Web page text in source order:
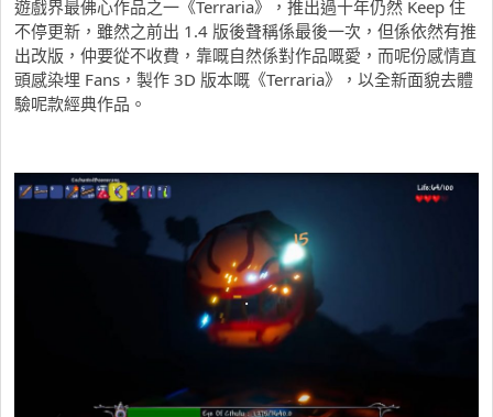
遊戲界最佛心作品之一《Terraria》，推出過十年仍然 Keep 住
不停更新，雖然之前出 1.4 版後聲稱係最後一次，但係依然有推
出改版，仲要從不收費，靠嘅自然係對作品嘅愛，而呢份感情直
頭感染埋 Fans，製作 3D 版本嘅《Terraria》，以全新面貌去體
驗呢款經典作品。